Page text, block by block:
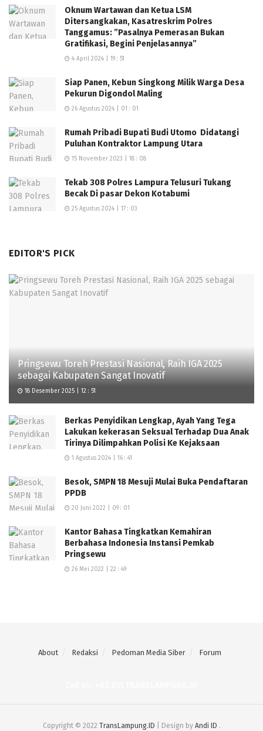
Oknum Wartawan dan Ketua LSM
Ditersangkakan, Kasatreskrim Polres
Tanggamus: ”Pasalnya Pemerasan Bukan
Gratifikasi, Begini Penjelasannya”
4 April 2024 | 19 : 51
Siap Panen, Kebun Singkong Milik Warga Desa
Pekurun Digondol Maling
26 Agustus 2024 | 01 : 01
Rumah Pribadi Bupati Budi Utomo Didatangi
Puluhan Kontraktor Lampung Utara
15 November 2023 | 18 : 08
Tekab 308 Polres Lampura Telusuri Tukang
Becak Di pasar Dekon Kotabumi
25 Agustus 2024 | 17 : 03
EDITOR'S PICK
Pringsewu Toreh Prestasi Nasional, Raih IGA 2025
sebagai Kabupaten Sangat Inovatif
18 Desember 2025 | 12 : 51
Berkas Penyidikan Lengkap, Ayah Yang Tega
Lakukan kekerasan Seksual Terhadap Dua Anak
Tirinya Dilimpahkan Polisi Ke Kejaksaan
1 Agustus 2024 | 16 : 41
Besok, SMPN 18 Mesuji Mulai Buka Pendaftaran
PPDB
20 Juni 2022 | 09 : 01
Kantor Bahasa Tingkatkan Kemahiran
Berbahasa Indonesia Instansi Pemkab
Pringsewu
26 Mei 2022 | 22 : 49
About Redaksi Pedoman Media Siber Forum
Copyright © 2022 TransLampung.ID | Design by Andi ID .